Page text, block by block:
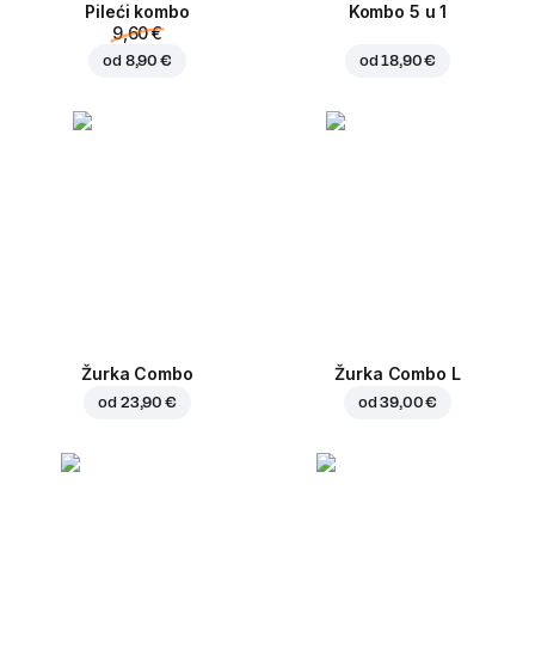
Pileći kombo
9,60 €
od 8,90 €
Kombo 5 u 1
od18,90 €
Žurka Combo
od 23,90 €
Žurka Combo L
od39,00 €